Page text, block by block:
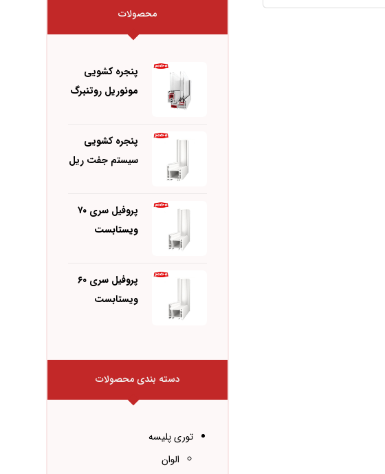
محصولات
پنجره کشویی
مونوریل روتنبرگ
پنجره کشویی
سیستم جفت ریل
پروفیل سری ۷۰
ویستابست
پروفیل سری ۶۰
ویستابست
دسته بندی محصولات
توری پلیسه
الوان